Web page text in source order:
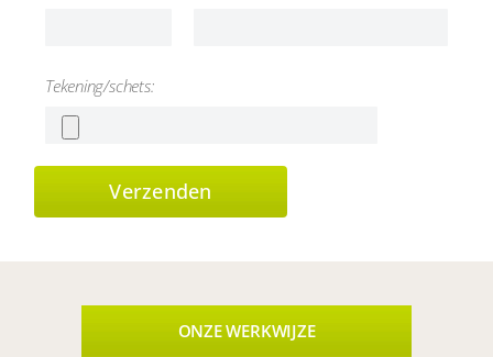
ONZE WERKWIJZE
Tekening/schets: